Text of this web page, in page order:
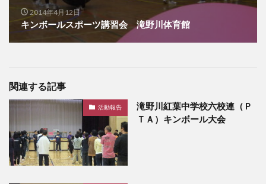
2014年4月12日
キンボールスポーツ講習会 滝野川体育館
関連する記事
活動報告
滝野川紅葉中学校六校連（Ｐ
ＴＡ）キンボール大会